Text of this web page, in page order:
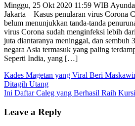
Minggu, 25 Okt 2020 11:59 WIB
Jakarta – Kasus penularan virus Corona
belum menunjukkan tanda-tanda
virus Corona sudah menginfeksi lebih
juta diantaranya meninggal, dan sembuh
negara Asia termasuk yang paling
Seperti India, yang […]
Post
navigation
Kades Magetan yang Viral Beri
Ditagih Utang
Ini Daftar Caleg yang Berhasil Raih
Leave a Reply